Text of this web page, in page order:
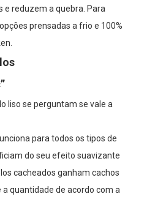
e reduzem a quebra. Para
prensadas a frio e 100%
liso se perguntam se vale a
para todos os tipos de
do seu efeito suavizante
cacheados ganham cachos
quantidade de acordo com a